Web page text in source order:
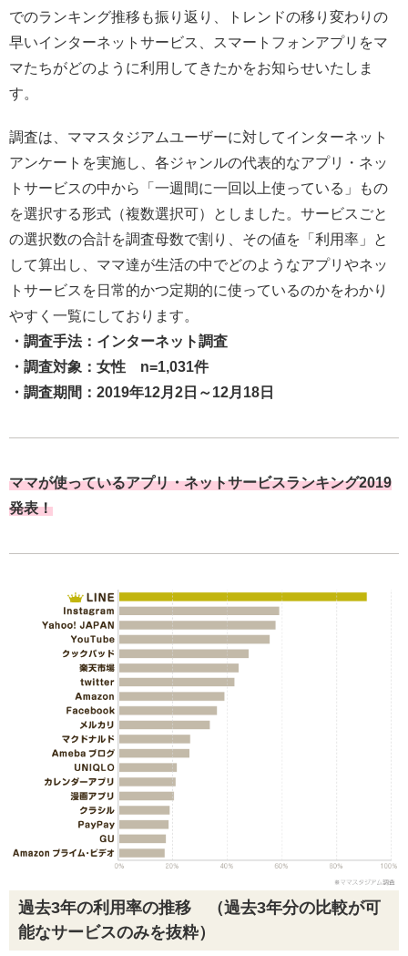
でのランキング推移も振り返り、トレンドの移り変わりの
早いインターネットサービス、スマートフォンアプリをマ
マたちがどのように利用してきたかをお知らせいたしま
す。
調査は、ママスタジアムユーザーに対してインターネット
アンケートを実施し、各ジャンルの代表的なアプリ・ネッ
トサービスの中から「一週間に一回以上使っている」もの
を選択する形式（複数選択可）としました。サービスごと
の選択数の合計を調査母数で割り、その値を「利用率」と
して算出し、ママ達が生活の中でどのようなアプリやネッ
トサービスを日常的かつ定期的に使っているのかをわかり
やすく一覧にしております。
・調査手法：インターネット調査
・調査対象：女性 n=1,031件
・調査期間：2019年12月2日～12月18日
ママが使っているアプリ・ネットサービスランキング2019
発表！
過去3年の利用率の推移 （過去3年分の比較が可
能なサービスのみを抜粋）